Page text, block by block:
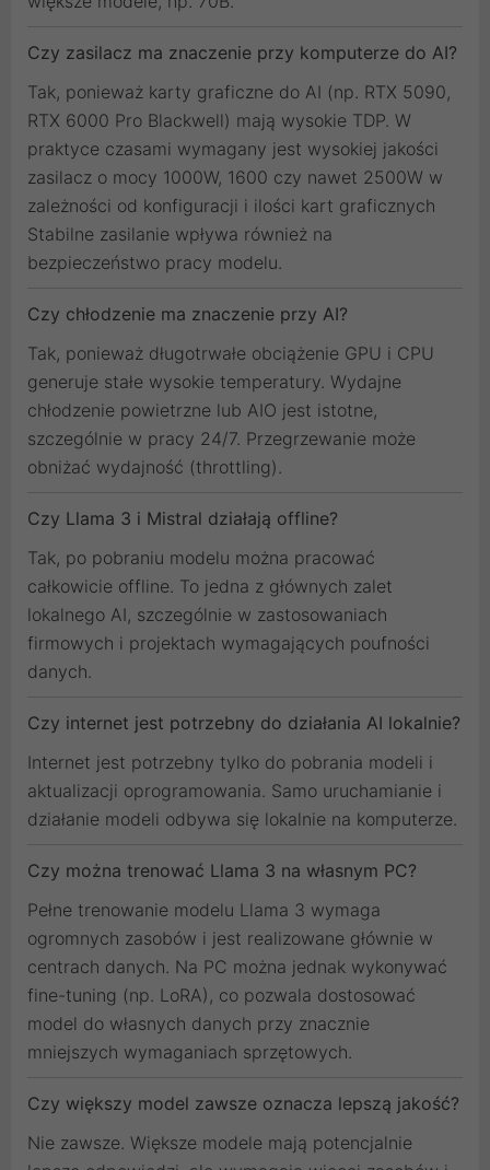
Czy zasilacz ma znaczenie przy komputerze do AI?
Tak, ponieważ karty graficzne do AI (np. RTX 5090,
RTX 6000 Pro Blackwell) mają wysokie TDP. W
praktyce czasami wymagany jest wysokiej jakości
zasilacz o mocy 1000W, 1600 czy nawet 2500W w
zależności od konfiguracji i ilości kart graficznych
Stabilne zasilanie wpływa również na
bezpieczeństwo pracy modelu.
Czy chłodzenie ma znaczenie przy AI?
Tak, ponieważ długotrwałe obciążenie GPU i CPU
generuje stałe wysokie temperatury. Wydajne
chłodzenie powietrzne lub AIO jest istotne,
szczególnie w pracy 24/7. Przegrzewanie może
obniżać wydajność (throttling).
Czy Llama 3 i Mistral działają offline?
Tak, po pobraniu modelu można pracować
całkowicie offline. To jedna z głównych zalet
lokalnego AI, szczególnie w zastosowaniach
firmowych i projektach wymagających poufności
danych.
Czy internet jest potrzebny do działania AI lokalnie?
Internet jest potrzebny tylko do pobrania modeli i
aktualizacji oprogramowania. Samo uruchamianie i
działanie modeli odbywa się lokalnie na komputerze.
Czy można trenować Llama 3 na własnym PC?
Pełne trenowanie modelu Llama 3 wymaga
ogromnych zasobów i jest realizowane głównie w
centrach danych. Na PC można jednak wykonywać
fine-tuning (np. LoRA), co pozwala dostosować
model do własnych danych przy znacznie
mniejszych wymaganiach sprzętowych.
Czy większy model zawsze oznacza lepszą jakość?
Nie zawsze. Większe modele mają potencjalnie